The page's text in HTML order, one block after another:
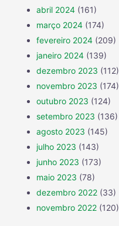
abril 2024 (161)
março 2024 (174)
fevereiro 2024 (209)
janeiro 2024 (139)
dezembro 2023 (112)
novembro 2023 (174)
outubro 2023 (124)
setembro 2023 (136)
agosto 2023 (145)
julho 2023 (143)
junho 2023 (173)
maio 2023 (78)
dezembro 2022 (33)
novembro 2022 (120)